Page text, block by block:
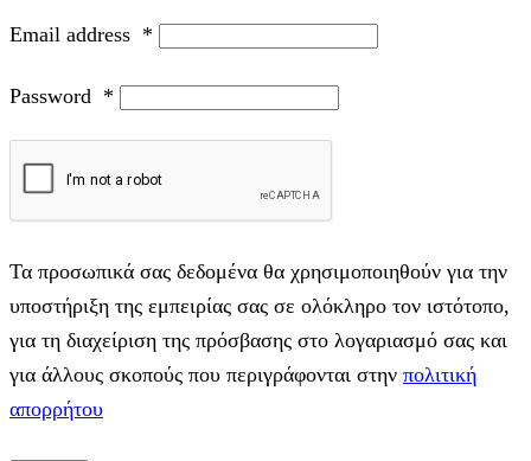
Email address *
Password *
Τα προσωπικά σας δεδομένα θα χρησιμοποιηθούν για την
υποστήριξη της εμπειρίας σας σε ολόκληρο τον ιστότοπο,
για τη διαχείριση της πρόσβασης στο λογαριασμό σας και
για άλλους σκοπούς που περιγράφονται στην πολιτική
απορρήτου